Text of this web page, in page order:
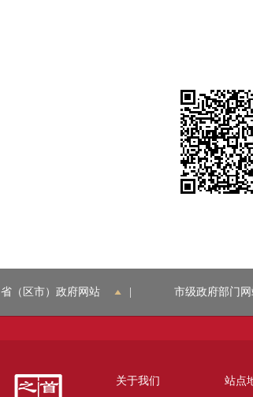
省（区市）政府网站 市级政府部门
关于我们 站点